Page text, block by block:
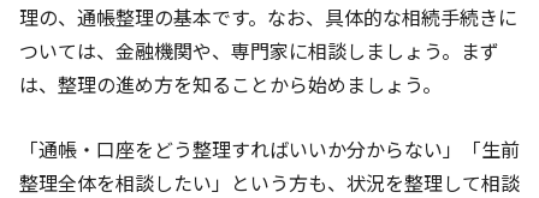
理の、通帳整理の基本です。なお、具体的な相続手続きに
ついては、金融機関や、専門家に相談しましょう。まず
は、整理の進め方を知ることから始めましょう。
「通帳・口座をどう整理すればいいか分からない」「生前
整理全体を相談したい」という方も、状況を整理して相談